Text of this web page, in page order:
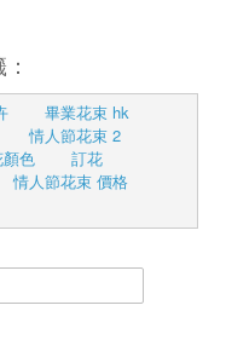
畢業花束 hk
情人節花束 2
色
訂花
情人節花束 價格